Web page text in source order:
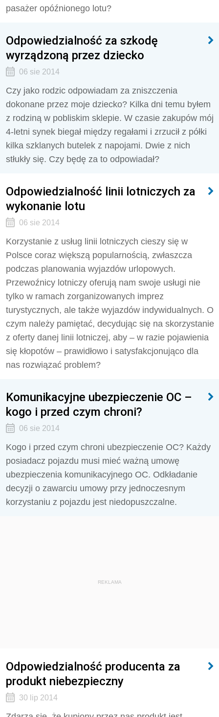
pasażer opóźnionego lotu?
Odpowiedzialność za szkodę
wyrządzoną przez dziecko
06 sie 2014
Czy jako rodzic odpowiadam za zniszczenia
dokonane przez moje dziecko? Kilka dni temu byłem
z rodziną w pobliskim sklepie. W czasie zakupów mój
4-letni synek biegał między regałami i zrzucił z półki
kilka szklanych butelek z napojami. Dwie z nich
stłukły się. Czy będę za to odpowiadał?
Odpowiedzialność linii lotniczych za
wykonanie lotu
06 sie 2014
Korzystanie z usług linii lotniczych cieszy się w
Polsce coraz większą popularnością, zwłaszcza
podczas planowania wyjazdów urlopowych.
Przewoźnicy lotniczy oferują nam swoje usługi nie
tylko w ramach zorganizowanych imprez
turystycznych, ale także wyjazdów indywidualnych. O
czym należy pamiętać, decydując się na skorzystanie
z oferty danej linii lotniczej, aby – w razie pojawienia
się kłopotów – prawidłowo i satysfakcjonująco dla
nas rozwiązać problem?
Komunikacyjne ubezpieczenie OC –
kogo i przed czym chroni?
06 sie 2014
Kogo i przed czym chroni ubezpieczenie OC? Każdy
posiadacz pojazdu musi mieć ważną umowę
ubezpieczenia komunikacyjnego OC. Odkładanie
decyzji o zawarciu umowy przy jednoczesnym
korzystaniu z pojazdu jest niedopuszczalne.
REKLAMA
Odpowiedzialność producenta za
produkt niebezpieczny
30 lip 2014